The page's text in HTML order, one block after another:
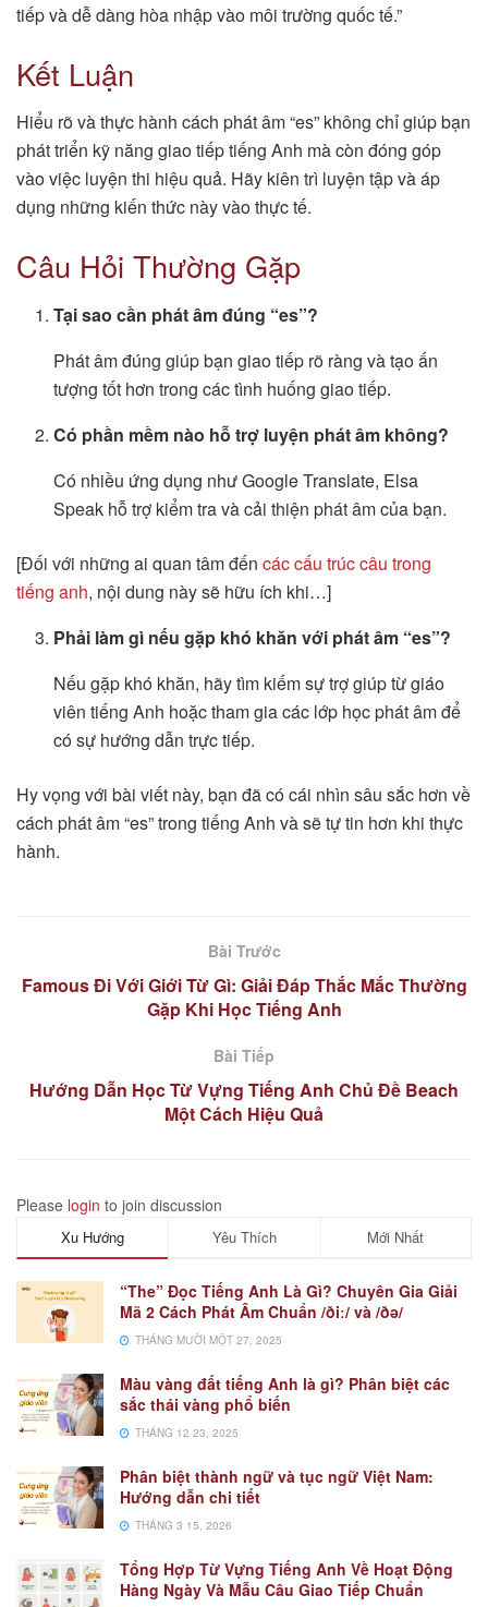
tiếp và dễ dàng hòa nhập vào môi trường quốc tế.”
Kết Luận
Hiểu rõ và thực hành cách phát âm “es” không chỉ giúp bạn
phát triển kỹ năng giao tiếp tiếng Anh mà còn đóng góp
vào việc luyện thi hiệu quả. Hãy kiên trì luyện tập và áp
dụng những kiến thức này vào thực tế.
Câu Hỏi Thường Gặp
Tại sao cần phát âm đúng “es”?
Phát âm đúng giúp bạn giao tiếp rõ ràng và tạo ấn
tượng tốt hơn trong các tình huống giao tiếp.
Có phần mềm nào hỗ trợ luyện phát âm không?
Có nhiều ứng dụng như Google Translate, Elsa
Speak hỗ trợ kiểm tra và cải thiện phát âm của bạn.
[Đối với những ai quan tâm đến các cấu trúc câu trong
tiếng anh, nội dung này sẽ hữu ích khi…]
Phải làm gì nếu gặp khó khăn với phát âm “es”?
Nếu gặp khó khăn, hãy tìm kiếm sự trợ giúp từ giáo
viên tiếng Anh hoặc tham gia các lớp học phát âm để
có sự hướng dẫn trực tiếp.
Hy vọng với bài viết này, bạn đã có cái nhìn sâu sắc hơn về
cách phát âm “es” trong tiếng Anh và sẽ tự tin hơn khi thực
hành.
Bài Trước
Famous Đi Với Giới Từ Gì: Giải Đáp Thắc Mắc Thường
Gặp Khi Học Tiếng Anh
Bài Tiếp
Hướng Dẫn Học Từ Vựng Tiếng Anh Chủ Đề Beach
Một Cách Hiệu Quả
Please login to join discussion
Xu Hướng Yêu Thích Mới Nhất
“The” Đọc Tiếng Anh Là Gì? Chuyên Gia Giải
Mã 2 Cách Phát Âm Chuẩn /ðiː/ và /ðə/
THÁNG MƯỜI MỘT 27, 2025
Màu vàng đất tiếng Anh là gì? Phân biệt các
sắc thái vàng phổ biến
THÁNG 12 23, 2025
Phân biệt thành ngữ và tục ngữ Việt Nam:
Hướng dẫn chi tiết
THÁNG 3 15, 2026
Tổng Hợp Từ Vựng Tiếng Anh Về Hoạt Động
Hàng Ngày Và Mẫu Câu Giao Tiếp Chuẩn